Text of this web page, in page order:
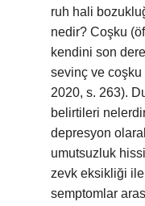
ruh hali
nedir? Coşku
kendini son
sevinç ve
2020, s. 263).
belirtileri
depresyon
umutsuzluk
zevk eksikliği
semptomlar